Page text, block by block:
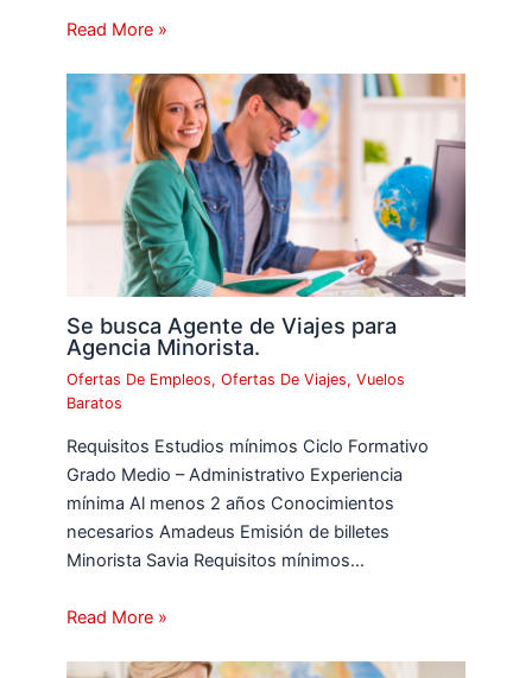
Read More »
Se busca Agente de Viajes para
Agencia Minorista.
Ofertas De Empleos,Ofertas De Viajes,Vuelos
Baratos
Requisitos Estudios mínimos Ciclo Formativo
Grado Medio – Administrativo Experiencia
mínima Al menos 2 años Conocimientos
necesarios Amadeus Emisión de billetes
Minorista Savia Requisitos mínimos…
Read More »